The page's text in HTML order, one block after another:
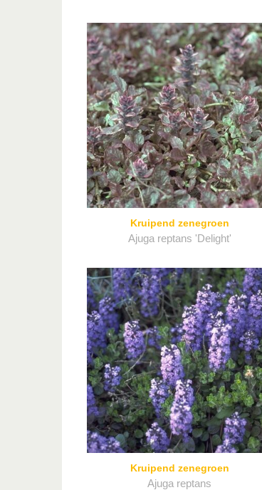
Kruipend zenegroen
Ajuga reptans 'Delight'
Kruipend zenegroen
Ajuga reptans